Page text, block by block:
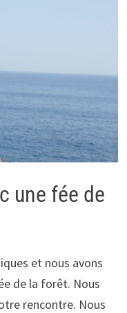
une fée de
et nous avons
de la forêt. Nous
rencontre. Nous